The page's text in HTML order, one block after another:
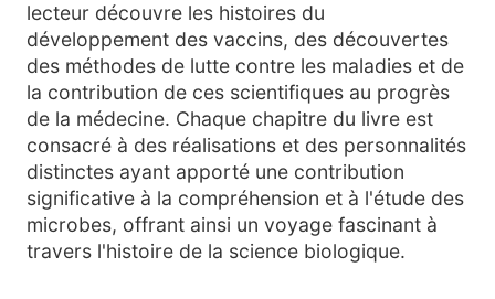
lecteur découvre les histoires du
développement des vaccins, des découvertes
des méthodes de lutte contre les maladies et de
la contribution de ces scientifiques au progrès
de la médecine. Chaque chapitre du livre est
consacré à des réalisations et des personnalités
distinctes ayant apporté une contribution
significative à la compréhension et à l'étude des
microbes, offrant ainsi un voyage fascinant à
travers l'histoire de la science biologique.